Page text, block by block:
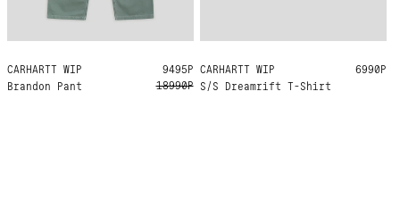
CARHARTT WIP
Brandon Pant
L XL
9495Р
18990Р
CARHARTT WIP
S/S Dreamrift T-Shirt
S M L XL 6990Р